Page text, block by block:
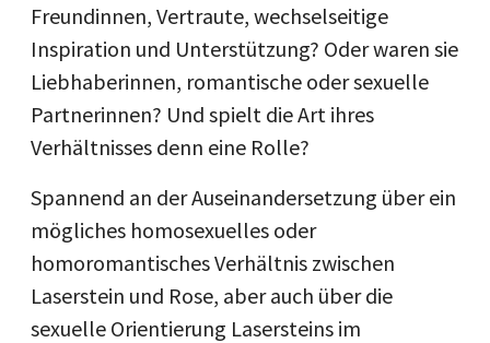
Freundinnen, Vertraute, wechselseitige
Inspiration und Unterstützung? Oder waren sie
Liebhaberinnen, romantische oder sexuelle
Partnerinnen? Und spielt die Art ihres
Verhältnisses denn eine Rolle?
Spannend an der Auseinandersetzung über ein
mögliches homosexuelles oder
homoromantisches Verhältnis zwischen
Laserstein und Rose, aber auch über die
sexuelle Orientierung Lasersteins im